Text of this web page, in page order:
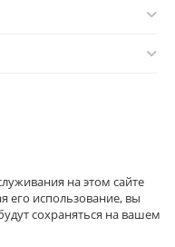
на этом сайте
его использование, вы
сохраняться на вашем